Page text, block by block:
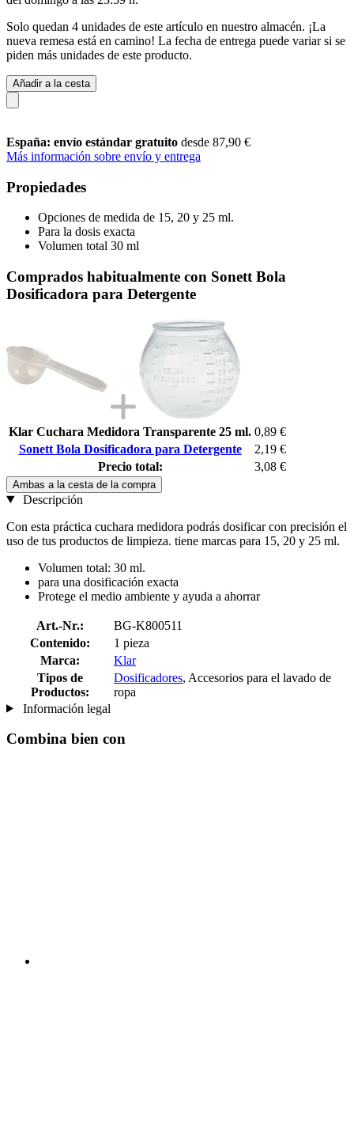
Solo quedan 4 unidades de este artículo en nuestro almacén. ¡La
nueva remesa está en camino! La fecha de entrega puede variar si se
piden más unidades de este producto.
Añadir a la cesta
España: envío estándar gratuito desde 87,90 €
Más información sobre envío y entrega
Propiedades
Opciones de medida de 15, 20 y 25 ml.
Para la dosis exacta
Volumen total 30 ml
Comprados habitualmente con Sonett Bola
Dosificadora para Detergente
Klar Cuchara Medidora Transparente 25 ml. 0,89 €
Sonett Bola Dosificadora para Detergente
2,19 €
Precio total:
3,08 €
Ambas a la cesta de la compra
Descripción
Con esta práctica cuchara medidora podrás dosificar con precisión el
uso de tus productos de limpieza. tiene marcas para 15, 20 y 25 ml.
Volumen total: 30 ml.
para una dosificación exacta
Protege el medio ambiente y ayuda a ahorrar
Art.-Nr.:
BG-K800511
Contenido:
1 pieza
Marca:
Klar
Tipos de
Productos:
Dosificadores, Accesorios para el lavado de
ropa
Información legal
Combina bien con